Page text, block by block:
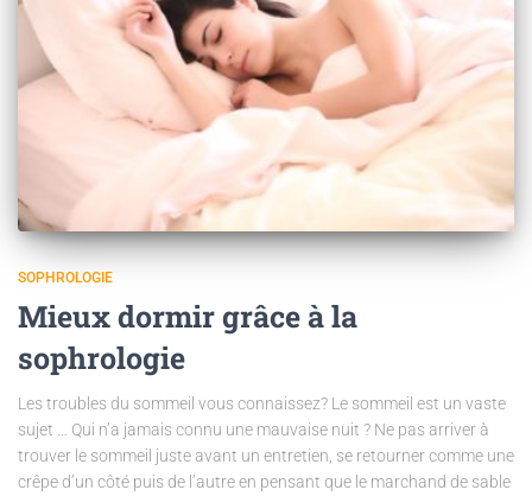
SOPHROLOGIE
Mieux dormir grâce à la
sophrologie
Les troubles du sommeil vous connaissez? Le sommeil est un vaste
sujet … Qui n’a jamais connu une mauvaise nuit ? Ne pas arriver à
trouver le sommeil juste avant un entretien, se retourner comme une
crêpe d’un côté puis de l’autre en pensant que le marchand de sable